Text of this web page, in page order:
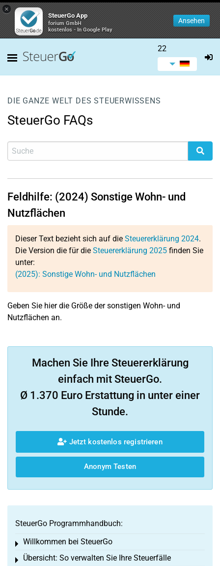
×
SteuerGo App
forium GmbH
kostenlos - In Google Play
Ansehen
22
DIE GANZE WELT DES STEUERWISSENS
SteuerGo FAQs
Feldhilfe: (2024) Sonstige Wohn- und
Nutzflächen
Dieser Text bezieht sich auf die Steuererklärung 2024.
Die Version die für die Steuererklärung 2025 finden Sie
unter:
(2025): Sonstige Wohn- und Nutzflächen
Geben Sie hier die Größe der sonstigen Wohn- und
Nutzflächen an.
Machen Sie Ihre Steuererklärung
einfach mit SteuerGo.
Ø 1.370 Euro Erstattung in unter einer
Stunde.
Jetzt kostenlos registrieren
Anonym Testen
SteuerGo Programmhandbuch:
Willkommen bei SteuerGo
Toggle menu
Übersicht: So verwalten Sie Ihre Steuerfälle
Toggle menu